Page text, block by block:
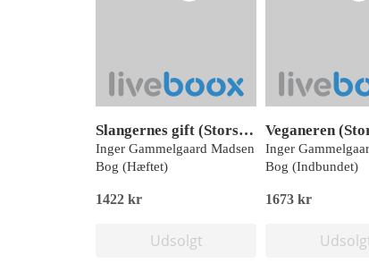
Slangernes gift (Storskrift)
Inger Gammelgaard Madsen
Bog (Hæftet)
1422 kr
Udsolgt
Veganeren
Inger
Bog (Indbundet)
1673 kr